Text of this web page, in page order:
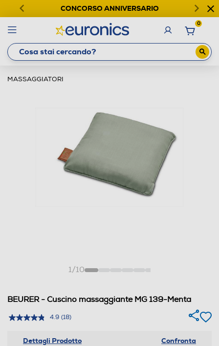
CONCORSO ANNIVERSARIO
0
MASSAGGIATORI
1/10
BEURER - Cuscino massaggiante MG 139-Menta
4.9 (18)
Dettagli Prodotto Confronta